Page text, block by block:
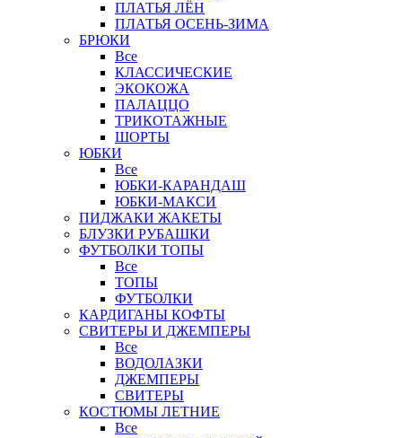
ПЛАТЬЯ ЛЁН
ПЛАТЬЯ ОСЕНЬ-ЗИМА
БРЮКИ
Все
КЛАССИЧЕСКИЕ
ЭКОКОЖА
ПАЛАЦЦО
ТРИКОТАЖНЫЕ
ШОРТЫ
ЮБКИ
Все
ЮБКИ-КАРАНДАШ
ЮБКИ-МАКСИ
ПИДЖАКИ ЖАКЕТЫ
БЛУЗКИ РУБАШКИ
ФУТБОЛКИ ТОПЫ
Все
ТОПЫ
ФУТБОЛКИ
КАРДИГАНЫ КОФТЫ
СВИТЕРЫ И ДЖЕМПЕРЫ
Все
ВОДОЛАЗКИ
ДЖЕМПЕРЫ
СВИТЕРЫ
КОСТЮМЫ ЛЕТНИЕ
Все